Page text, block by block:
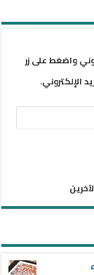
واضغط على زر
الإلكتروني.